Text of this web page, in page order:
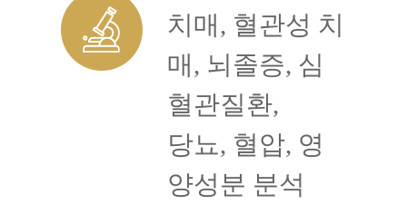
치매, 혈관성 치
매, 뇌졸증, 심
혈관질환,
당뇨, 혈압, 영
양성분 분석